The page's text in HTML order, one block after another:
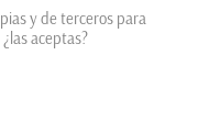
porJavier-Mkt.com
y de terceros para
aceptas?